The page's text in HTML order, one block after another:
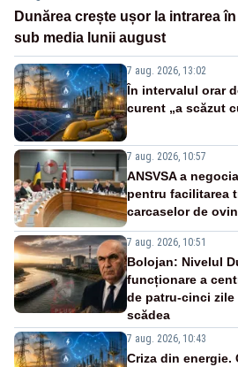
Dunărea crește ușor la intrarea
sub media lunii august
7 aug. 2026, 13:02
În intervalul orar
curent „a scăzut
7 aug. 2026, 10:57
ANSVSA a
pentru facilitarea
carcaselor de
7 aug. 2026, 10:51
Bolojan: Nivelul
funcționare a
de patru-cinci
scădea
7 aug. 2026, 10:43
Criza din energie.